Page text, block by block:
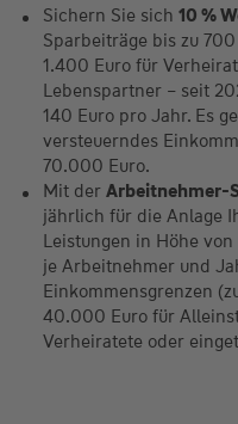
Sichern Sie sich 10 %
Sparbeiträge bis zu
1.400 Euro für
Lebenspartner – seit
140 Euro pro Jahr. Es
versteuerndes
70.000 Euro.
Mit der Arbeitnehmer-
jährlich für die Anlage
Leistungen in Höhe
je Arbeitnehmer und
Einkommensgrenzen
40.000 Euro für
Verheiratete oder